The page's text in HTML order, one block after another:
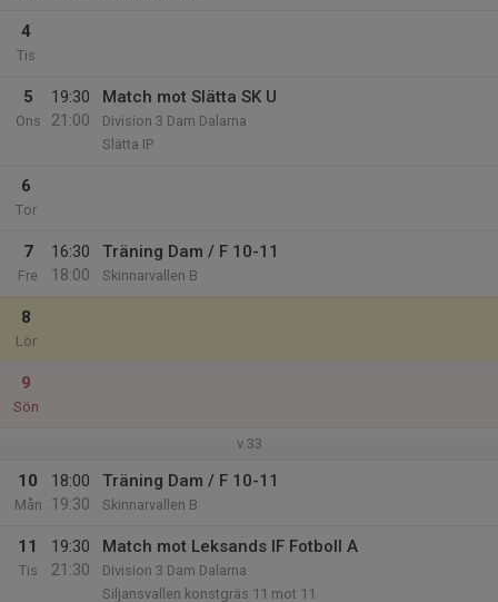
4
Tis
5
Ons
19:30
21:00
Match mot Slätta SK U
Division 3 Dam Dalarna
Slätta IP
6
Tor
7
Fre
16:30
18:00
Träning Dam / F 10-11
Skinnarvallen B
8
Lör
9
Sön
v.33
10
Mån
18:00
19:30
Träning Dam / F 10-11
Skinnarvallen B
11
Tis
19:30
21:30
Match mot Leksands IF Fotboll A
Division 3 Dam Dalarna
Siljansvallen konstgräs 11 mot 11